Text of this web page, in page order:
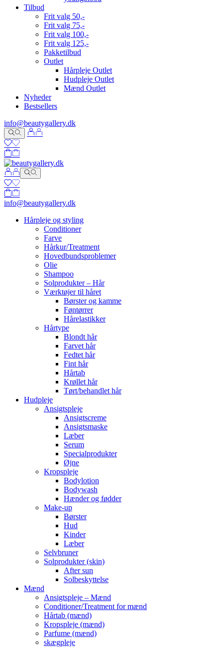
Tilbud
Frit valg 50,-
Frit valg 75,-
Frit valg 100,-
Frit valg 125,-
Pakketilbud
Outlet
Hårpleje Outlet
Hudpleje Outlet
Mænd Outlet
Nyheder
Bestsellers
info@beautygallery.dk
info@beautygallery.dk
Hårpleje og styling
Conditioner
Farve
Hårkur/Treatment
Hovedbundsproblemer
Olie
Shampoo
Solprodukter – Hår
Værktøjer til håret
Børster og kamme
Føntørrer
Hårelastikker
Hårtype
Blondt hår
Farvet hår
Fedtet hår
Fint hår
Hårtab
Krøllet hår
Tørt/behandlet hår
Hudpleje
Ansigtspleje
Ansigtscreme
Ansigtsmaske
Læber
Serum
Specialprodukter
Øjne
Kropspleje
Bodylotion
Bodywash
Hænder og fødder
Make-up
Børster
Hud
Kinder
Læber
Selvbruner
Solprodukter (skin)
After sun
Solbeskyttelse
Mænd
Ansigtspleje – Mænd
Conditioner/Treatment for mænd
Hårtab (mænd)
Kropspleje (mænd)
Parfume (mænd)
skægpleje